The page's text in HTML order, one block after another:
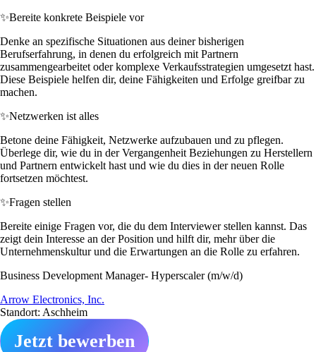
✨Bereite konkrete Beispiele vor
Denke an spezifische Situationen aus deiner bisherigen
Berufserfahrung, in denen du erfolgreich mit Partnern
zusammengearbeitet oder komplexe Verkaufsstrategien umgesetzt hast.
Diese Beispiele helfen dir, deine Fähigkeiten und Erfolge greifbar zu
machen.
✨Netzwerken ist alles
Betone deine Fähigkeit, Netzwerke aufzubauen und zu pflegen.
Überlege dir, wie du in der Vergangenheit Beziehungen zu Herstellern
und Partnern entwickelt hast und wie du dies in der neuen Rolle
fortsetzen möchtest.
✨Fragen stellen
Bereite einige Fragen vor, die du dem Interviewer stellen kannst. Das
zeigt dein Interesse an der Position und hilft dir, mehr über die
Unternehmenskultur und die Erwartungen an die Rolle zu erfahren.
Business Development Manager- Hyperscaler (m/w/d)
Arrow Electronics, Inc.
Standort: Aschheim
Jetzt bewerben